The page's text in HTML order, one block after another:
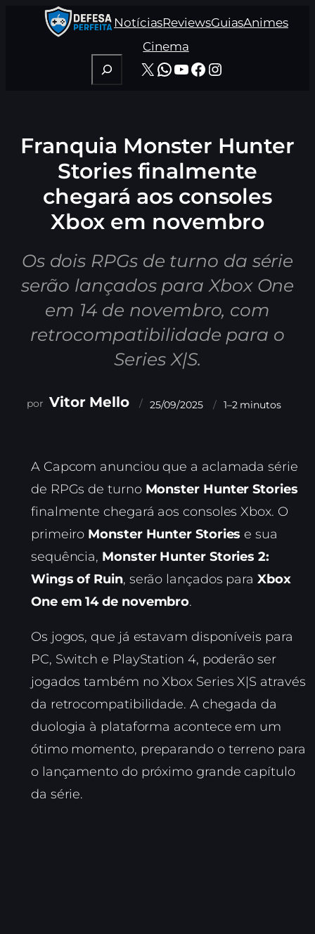
NotíciasReviewsGuiasAnimes
Cinema
Pesquisar
X WhatsApp
Youtube
Facebook
Instagram
Franquia Monster Hunter
Stories finalmente
chegará aos consoles
Xbox em novembro
Os dois RPGs de turno da série
serão lançados para Xbox One
em 14 de novembro, com
retrocompatibilidade para o
Series X|S.
Vitor Mello 25/09/2025 1–2 minutos
A Capcom anunciou que a aclamada série
de RPGs de turno Monster Hunter Stories
finalmente chegará aos consoles Xbox. O
primeiro Monster Hunter Stories e sua
sequência, Monster Hunter Stories 2:
Wings of Ruin, serão lançados paraXbox
One em 14 de novembro.
Os jogos, que já estavam disponíveis para
PC, Switch e PlayStation 4, poderão ser
jogados também no Xbox Series X|S através
da retrocompatibilidade. A chegada da
duologia à plataforma acontece em um
ótimo momento, preparando o terreno para
o lançamento do próximo grande capítulo
da série.